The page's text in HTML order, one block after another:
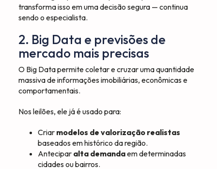
transforma isso em uma decisão segura — continua
sendo o especialista.
2. Big Data e previsões de
mercado mais precisas
O Big Data permite coletar e cruzar uma quantidade
massiva de informações imobiliárias, econômicas e
comportamentais.
Nos leilões, ele já é usado para:
Criar modelos de valorização realistas
baseados em histórico da região.
Antecipar alta demandaem determinadas
cidades ou bairros.